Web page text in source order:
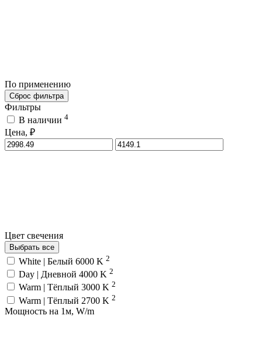
По применению
Сброс фильтра
Фильтры
В наличии 4
Цена, ₽
Цвет свечения
Выбрать все
White | Белый 6000 K 2
Day | Дневной 4000 K 2
Warm | Тёплый 3000 K 2
Warm | Тёплый 2700 K 2
Мощность на 1м, W/m